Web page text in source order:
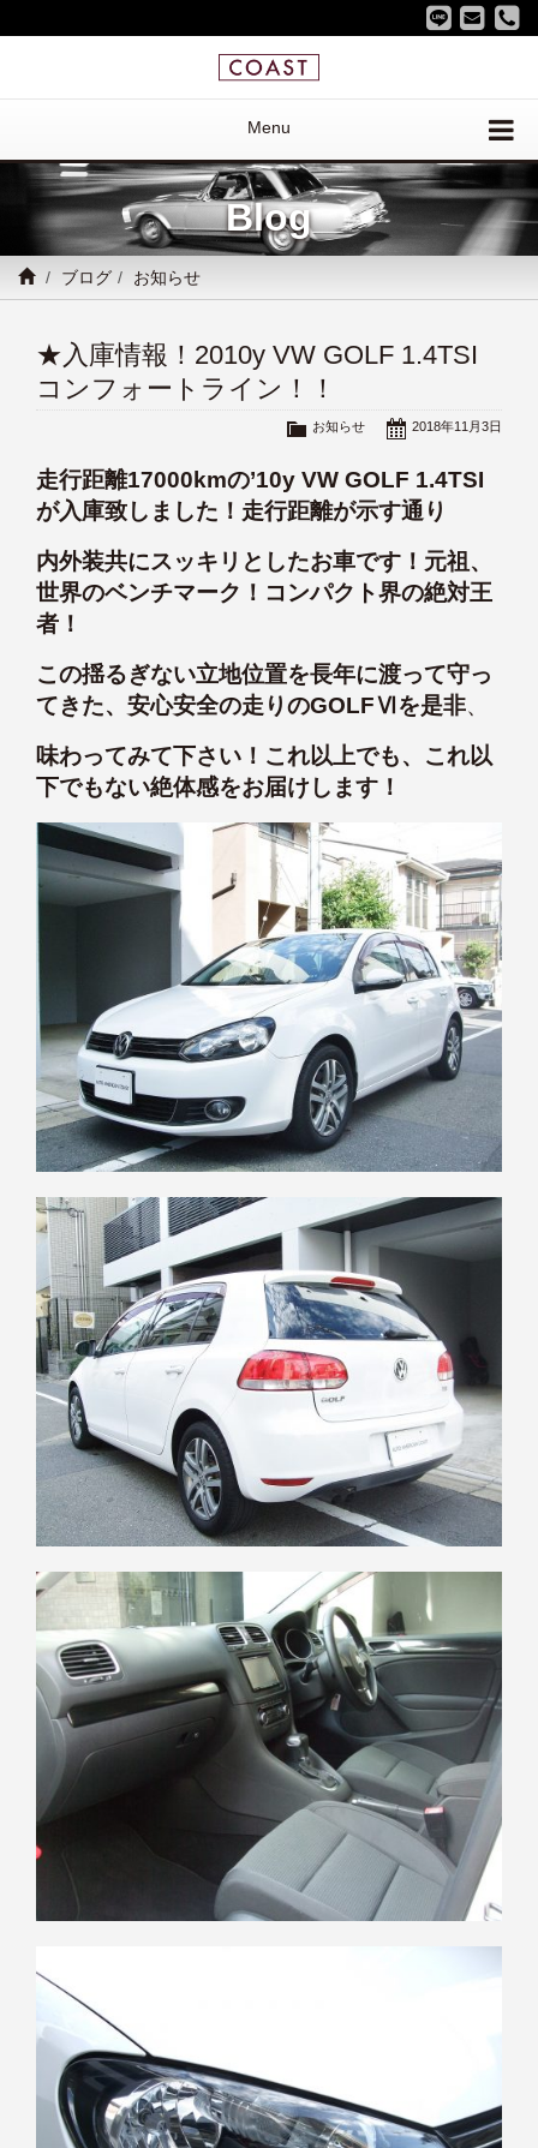
Menu
Blog
ブログ お知らせ
★入庫情報！2010y VW GOLF 1.4TSI
コンフォートライン！！
2018年11月3日
お知らせ
走行距離17000kmの’10y VW GOLF 1.4TSI
が入庫致しました！走行距離が示す通り
内外装共にスッキリとしたお車です！元祖、
世界のベンチマーク！コンパクト界の絶対王
者！
この揺るぎない立地位置を長年に渡って守っ
てきた、安心安全の走りのGOLFⅥを是非、
味わってみて下さい！これ以上でも、これ以
下でもない絶体感をお届けします！